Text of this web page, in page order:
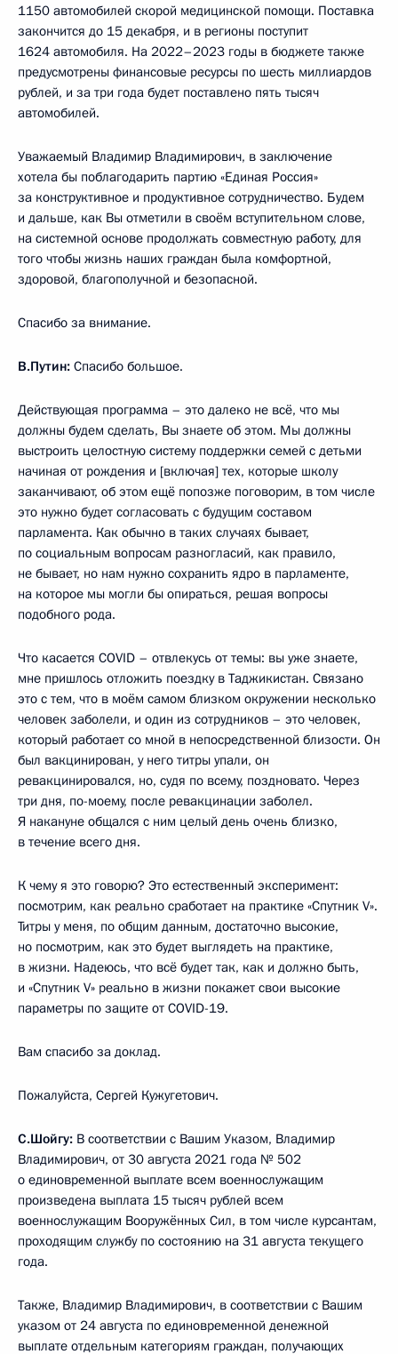
1150 автомобилей скорой медицинской помощи. Поставка
закончится до 15 декабря, и в регионы поступит
1624 автомобиля. На 2022–2023 годы в бюджете также
предусмотрены финансовые ресурсы по шесть миллиардов
рублей, и за три года будет поставлено пять тысяч
автомобилей.
Уважаемый Владимир Владимирович, в заключение
хотела бы поблагодарить партию «Единая Россия»
за конструктивное и продуктивное сотрудничество. Будем
и дальше, как Вы отметили в своём вступительном слове,
на системной основе продолжать совместную работу, для
того чтобы жизнь наших граждан была комфортной,
здоровой, благополучной и безопасной.
Спасибо за внимание.
В.Путин: Спасибо большое.
Действующая программа – это далеко не всё, что мы
должны будем сделать, Вы знаете об этом. Мы должны
выстроить целостную систему поддержки семей с детьми
начиная от рождения и [включая] тех, которые школу
заканчивают, об этом ещё попозже поговорим, в том числе
это нужно будет согласовать с будущим составом
парламента. Как обычно в таких случаях бывает,
по социальным вопросам разногласий, как правило,
не бывает, но нам нужно сохранить ядро в парламенте,
на которое мы могли бы опираться, решая вопросы
подобного рода.
Что касается COVID – отвлекусь от темы: вы уже знаете,
мне пришлось отложить поездку в Таджикистан. Связано
это с тем, что в моём самом близком окружении несколько
человек заболели, и один из сотрудников – это человек,
который работает со мной в непосредственной близости. Он
был вакцинирован, у него титры упали, он
ревакцинировался, но, судя по всему, поздновато. Через
три дня, по-моему, после ревакцинации заболел.
Я накануне общался с ним целый день очень близко,
в течение всего дня.
К чему я это говорю? Это естественный эксперимент:
посмотрим, как реально сработает на практике «Спутник V».
Титры у меня, по общим данным, достаточно высокие,
но посмотрим, как это будет выглядеть на практике,
в жизни. Надеюсь, что всё будет так, как и должно быть,
и «Спутник V» реально в жизни покажет свои высокие
параметры по защите от COVID-19.
Вам спасибо за доклад.
Пожалуйста, Сергей Кужугетович.
С.Шойгу: В соответствии с Вашим Указом, Владимир
Владимирович, от 30 августа 2021 года № 502
о единовременной выплате всем военнослужащим
произведена выплата 15 тысяч рублей всем
военнослужащим Вооружённых Сил, в том числе курсантам,
проходящим службу по состоянию на 31 августа текущего
года.
Также, Владимир Владимирович, в соответствии с Вашим
указом от 24 августа по единовременной денежной
выплате отдельным категориям граждан, получающих